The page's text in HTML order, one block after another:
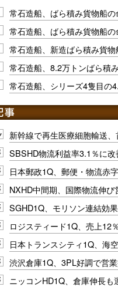
常石造船、ばら積み貨物船
常石造船、ばら積み貨物船
常石造船、新造ばら積み貨
常石造船、8.2万トンばら積
常石造船、シリーズ4隻目の
新幹線で再生医療細胞輸送
SBSHD物流利益率3.1％に
日本郵政1Q、郵便・物流赤
NXHD中間期、国際物流伸び
SGHD1Q、モリソン連結効
ロジスティード1Q、売上12
日本トランスシティ1Q、海
渋沢倉庫1Q、3PL好調で営
ニッコンHD1Q、倉庫伸長も